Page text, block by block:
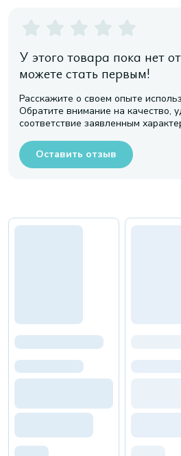
У этого товара пока нет
можете стать первым!
Расскажите о своем опыте
Обратите внимание на качество,
соответствие заявленным
Оставить отзыв